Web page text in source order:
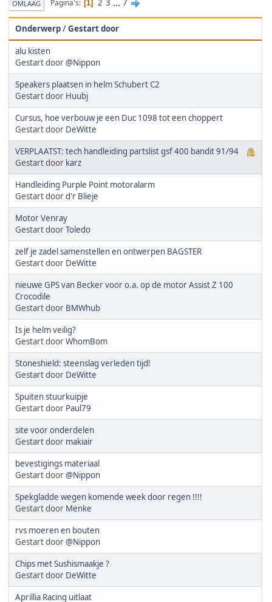
OMLAAG Pagina's 1 2 3 ... 7
Onderwerp/Gestart door
alu kisten
Gestart door@Nippon
Speakers plaatsen in helm Schubert C2
Gestart door Huubj
Cursus, hoe verbouw je een Duc 1098 tot een choppert
Gestart door DeWitte
VERPLAATST: tech handleiding partslist gsf 400 bandit 91/94
Gestart door karz
Handleiding Purple Point motoralarm
Gestart doord'r Blieje
Motor Venray
Gestart doorToledo
zelf je zadel samenstellen en ontwerpen BAGSTER
Gestart door DeWitte
nieuwe GPS van Becker voor o.a. op de motor Assist Z 100
Crocodile
Gestart door BMWhub
Is je helm veilig?
Gestart doorWhomBom
Stoneshield: steenslag verleden tijd!
Gestart door DeWitte
Spuiten stuurkuipje
Gestart door Paul79
site voor onderdelen
Gestart door makiair
bevestigings materiaal
Gestart door@Nippon
Spekgladde wegen komende week door regen !!!!
Gestart door Menke
rvs moeren en bouten
Gestart door@Nippon
Chips met Sushismaakje ?
Gestart door DeWitte
Aprillia Racing uitlaat